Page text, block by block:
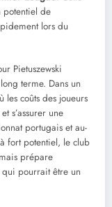
potentiel de
lors du
Pietuszewski
terme. Dans un
les coûts des joueurs
s’assurer une
portugais et au-
fort potentiel, le club
prépare
qui pourrait être un